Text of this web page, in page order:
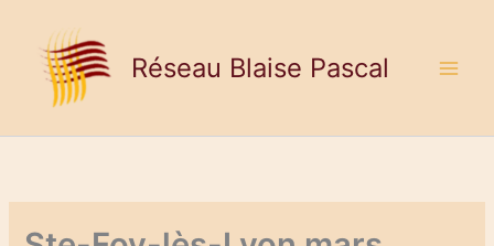
contenu
Réseau Blaise Pascal